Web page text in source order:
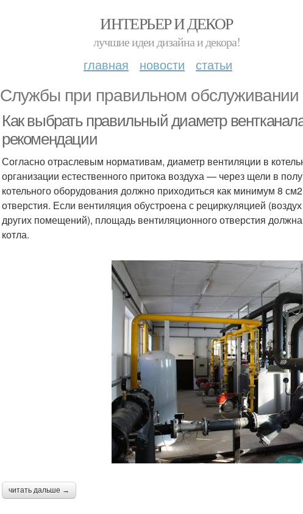
ИНТЕРЬЕР И ДЕКОР
лучшие идеи дизайна и декора!
главная новости статьи
Службы при правильном обслуживании
Как выбрать правильный диаметр
рекомендации
Согласно отраслевым нормативам, диаметр вентиляции в
организации естественного притока воздуха — через щели в
котельного оборудования должно приходиться как минимум 8
отверстия. Если вентиляция обустроена с рециркуляцией
других помещений), площадь вентиляционного отверстия
котла.
читать дальше →